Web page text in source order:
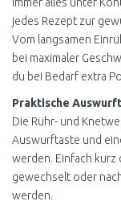
jedes Rezept zur
Vom langsamen
bei maximaler
du bei Bedarf extra
Praktische
Die Rühr- und
Auswurftaste und
werden. Einfach kurz
gewechselt oder
werden.